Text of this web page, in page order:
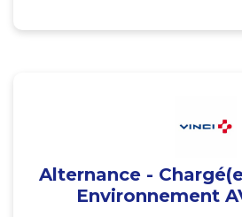
Alternance -
Environnement